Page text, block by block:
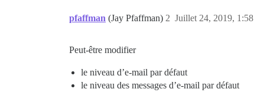
pfaffman (Jay Pfaffman) Juillet 24, 2019, 1:58
2
Peut-être modifier
le niveau d’e-mail par défaut
le niveau des messages d’e-mail par défaut